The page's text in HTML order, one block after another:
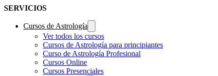
SERVICIOS
Cursos de Astrología
Ver todos los cursos
Cursos de Astrología para principiantes
Curso de Astrología Profesional
Cursos Online
Cursos Presenciales